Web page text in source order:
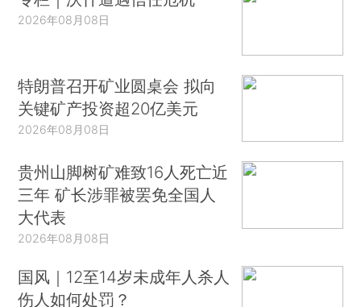
2026年08月08日
特朗普召开矿业圆桌会 拟向
关键矿产投资超20亿美元
2026年08月08日
贵州山脚树矿难致16人死亡近
三年 矿长涉罪被罢免全国人
大代表
2026年08月08日
国风｜12至14岁未成年人杀人
伤人如何处罚？